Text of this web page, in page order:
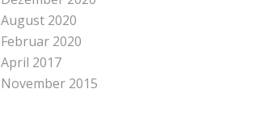
August 2020
Februar 2020
April 2017
November 2015